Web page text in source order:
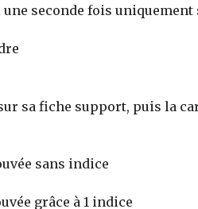
seconde fois
sa fiche support, puis la
sans indice
grâce à 1 indice